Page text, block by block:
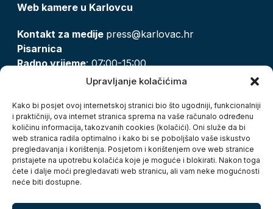
Upravljanje kolačićima
Kako bi posjet ovoj internetskoj stranici bio što ugodniji, funkcionalniji
i praktičniji, ova internet stranica sprema na vaše računalo određenu
količinu informacija, takozvanih cookies (kolačići). Oni služe da bi
web stranica radila optimalno i kako bi se poboljšalo vaše iskustvo
pregledavanja i korištenja. Posjetom i korištenjem ove web stranice
pristajete na upotrebu kolačića koje je moguće i blokirati. Nakon toga
ćete i dalje moći pregledavati web stranicu, ali vam neke mogućnosti
neće biti dostupne.
Web kamere u Karlovcu
Kontakt za medije press@karlovac.hr
Pisarnica
Radno vrijeme: 07:00-15:00
pisarnica@karlovac.hr
Zaštita osobnih podataka
Pristup informacijama
Kolačići
Izjava o pristupačnosti